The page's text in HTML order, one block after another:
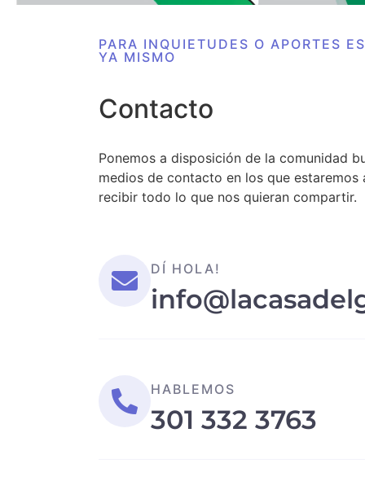
PARA INQUIETUDES O APORTES
YA MISMO
Contacto
Ponemos a disposición de la comunidad
medios de contacto en los que estaremos
recibir todo lo que nos quieran compartir.
DÍ HOLA!
HABLEMOS
301 332 3763